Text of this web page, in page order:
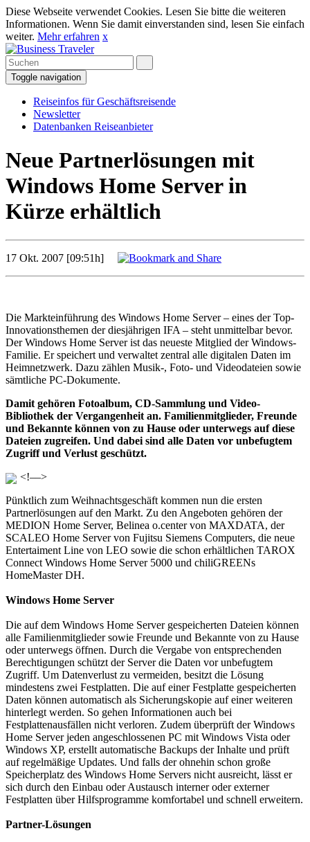
Diese Webseite verwendet Cookies. Lesen Sie bitte die weiteren
Informationen. Wenn Sie damit einverstanden sind, lesen Sie einfach
weiter. Mehr erfahren x
Toggle navigation
Reiseinfos für Geschäftsreisende
Newsletter
Datenbanken Reiseanbieter
Neue Partnerlösungen mit
Windows Home Server in
Kürze erhältlich
17 Okt. 2007 [09:51h]
Die Markteinführung des Windows Home Server – eines der Top-
Innovationsthemen der diesjährigen IFA – steht unmittelbar bevor.
Der Windows Home Server ist das neueste Mitglied der Windows-
Familie. Er speichert und verwaltet zentral alle digitalen Daten im
Heimnetzwerk. Dazu zählen Musik-, Foto- und Videodateien sowie
sämtliche PC-Dokumente.
Damit gehören Fotoalbum, CD-Sammlung und Video-
Bibliothek der Vergangenheit an. Familienmitglieder, Freunde
und Bekannte können von zu Hause oder unterwegs auf diese
Dateien zugreifen. Und dabei sind alle Daten vor unbefugtem
Zugriff und Verlust geschützt.
<!––>
Pünktlich zum Weihnachtsgeschäft kommen nun die ersten
Partnerlösungen auf den Markt. Zu den Angeboten gehören der
MEDION Home Server, Belinea o.center von MAXDATA, der
SCALEO Home Server von Fujitsu Siemens Computers, die neue
Entertaiment Line von LEO sowie die schon erhältlichen TAROX
Connect Windows Home Server 5000 und chiliGREENs
HomeMaster DH.
Windows Home Server
Die auf dem Windows Home Server gespeicherten Dateien können
alle Familienmitglieder sowie Freunde und Bekannte von zu Hause
oder unterwegs öffnen. Durch die Vergabe von entsprechenden
Berechtigungen schützt der Server die Daten vor unbefugtem
Zugriff. Um Datenverlust zu vermeiden, besitzt die Lösung
mindestens zwei Festplatten. Die auf einer Festplatte gespeicherten
Daten können automatisch als Sicherungskopie auf einer weiteren
hinterlegt werden. So gehen Informationen auch bei
Festplattenausfällen nicht verloren. Zudem überprüft der Windows
Home Server jeden angeschlossenen PC mit Windows Vista oder
Windows XP, erstellt automatische Backups der Inhalte und prüft
auf regelmäßige Updates. Und falls der ohnehin schon große
Speicherplatz des Windows Home Servers nicht ausreicht, lässt er
sich durch den Einbau oder Austausch interner oder externer
Festplatten über Hilfsprogramme komfortabel und schnell erweitern.
Partner-Lösungen